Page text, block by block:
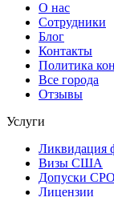
О нас
Сотрудники
Блог
Контакты
Политика
Все города
Отзывы
Услуги
Ликвидация
Визы США
Допуски СРО
Лицензии